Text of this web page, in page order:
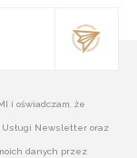
i oświadczam, że
Usługi Newsletter oraz
danych przez